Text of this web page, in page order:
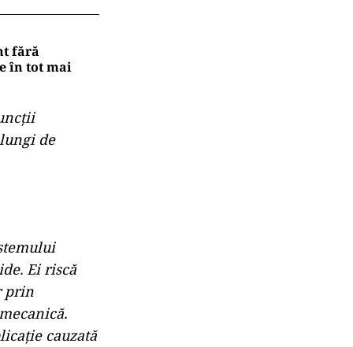
fără
în tot mai
de
Ei riscă
prin
cauzată